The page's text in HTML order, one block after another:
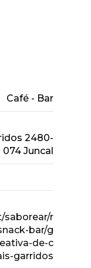
Café - Bar
2480-
074 Juncal
r
bar/g
de-c
garridos